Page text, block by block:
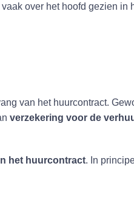
over het hoofd gezien in
van het huurcontract.
verzekering voor de
het huurcontract. In